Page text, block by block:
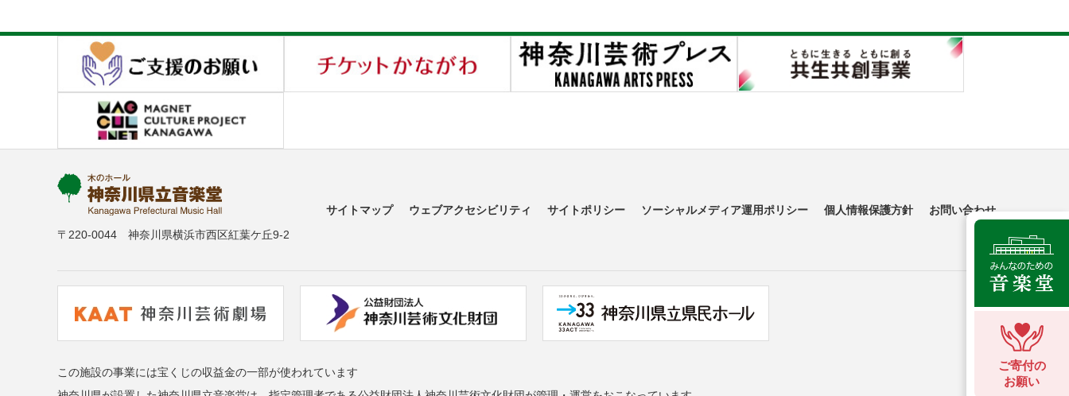
ご寄付の
お願い
〒220-0044 神奈川県横浜市西区紅葉ケ丘9-2
サイトマップ ウェブアクセシビリティ サイトポリシー ソーシャルメディア運用ポリシー 個人情報保護方針 お問い合わせ
この施設の事業には宝くじの収益金の一部が使われています